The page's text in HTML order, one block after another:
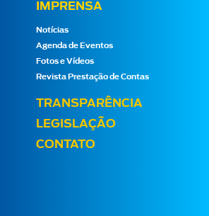
IMPRENSA
Notícias
Agenda de Eventos
Fotos e Vídeos
Revista Prestação de Contas
TRANSPARÊNCIA
LEGISLAÇÃO
CONTATO